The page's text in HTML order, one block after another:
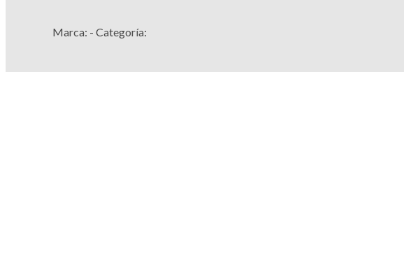
Marca: - Categoría: